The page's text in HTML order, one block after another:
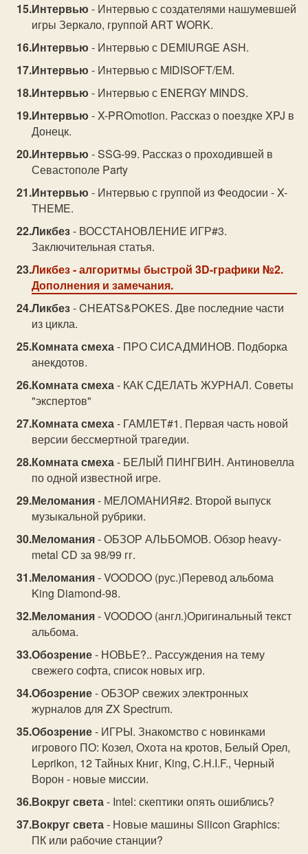
Интервью - Интервью с создателями нашумевшей
игры Зеркало, группой ART WORK.
Интервью - Интервью с DEMIURGE ASH.
Интервью - Интервью с MIDISOFT/EM.
Интервью - Интервью с ENERGY MINDS.
Интервью - X-PROmotion. Рассказ о поездке XPJ в
Донецк.
Интервью - SSG-99. Рассказ о проходившей в
Севастополе Party
Интервью - Интервью с группой из Феодосии - X-
THEME.
Ликбез- ВОССТАНОВЛЕНИЕ ИГР#3.
Заключительная статья.
Ликбез- алгоритмы быстрой 3D-графики №2.
Дополнения и замечания.
Ликбез- CHEATS&POKES. Две последние части
из цикла.
Комната смеха- ПРО СИСАДМИНОВ. Подборка
анекдотов.
Комната смеха- КАК СДЕЛАТЬ ЖУРНАЛ. Советы
"экспертов"
Комната смеха- ГАМЛЕТ#1. Первая часть новой
версии бессмертной трагедии.
Комната смеха- БЕЛЫЙ ПИНГВИН. Антиновелла
по одной известной игре.
Меломания- МЕЛОМАНИЯ#2. Второй выпуск
музыкальной рубрики.
Меломания- ОБЗОР АЛЬБОМОВ. Обзор heavy-
metal CD за 98/99 гг.
Меломания- VOODOO (рус.)Перевод альбома
King Diamond-98.
Меломания- VOODOO (англ.)Оригинальный текст
альбома.
Обозрение- НОВЬЕ?.. Рассуждения на тему
свежего софта, список новых игр.
Обозрение- ОБЗОР свежих электронных
журналов для ZX Spectrum.
Обозрение- ИГРЫ. Знакомство с новинками
игрового ПО: Козел, Охота на кротов, Белый Орел,
Leprikon, 12 Тайных Книг, King, C.H.I.F., Черный
Ворон - новые миссии.
Вокруг света- Intel: скептики опять ошиблись?
Вокруг света- Новые машины Silicon Graphics:
ПК или рабочие станции?